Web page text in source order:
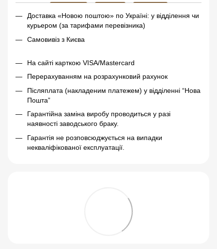
Доставка «Новою поштою» по Україні: у відділення чи
курьером (за тарифами перевізника)
Самовивіз з Києва
На сайті карткою VISA/Mastercard
Перерахуванням на розрахунковий рахунок
Післяплата (накладеним платежем) у відділенні “Нова
Пошта”
Гарантійна заміна виробу проводиться у разі
наявності заводського браку.
Гарантія не розповсюджується на випадки
некваліфікованої експлуатації.